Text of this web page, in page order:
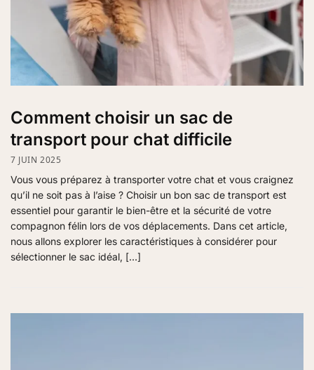
Comment choisir un sac de
transport pour chat difficile
7 JUIN 2025
Vous vous préparez à transporter votre chat et vous craignez
qu’il ne soit pas à l’aise ? Choisir un bon sac de transport est
essentiel pour garantir le bien-être et la sécurité de votre
compagnon félin lors de vos déplacements. Dans cet article,
nous allons explorer les caractéristiques à considérer pour
sélectionner le sac idéal, […]